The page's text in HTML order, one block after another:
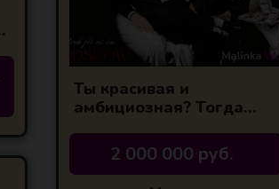
Ты красивая и
амбициозная? Тогда
обеспечить тебе
шикарную
2 000 000 руб.